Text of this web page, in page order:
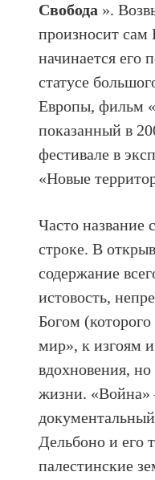
Свобода ».
произносит
начинается его
статусе
Европы, фильм
показанный в
фестивале в
«Новые
Часто название
строке. В
содержание
истовость,
Богом (которого
мир», к изгоям
вдохновения,
жизни.
Дельбоно и его
палестинские